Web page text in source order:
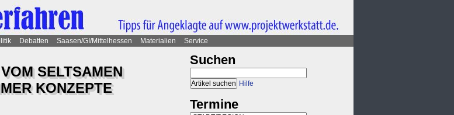
Debatten Saasen/GI/Mittelhessen Materialien
Service
SELTSAMEN
KONZEPTE
Suchen
Hilfe
Termine